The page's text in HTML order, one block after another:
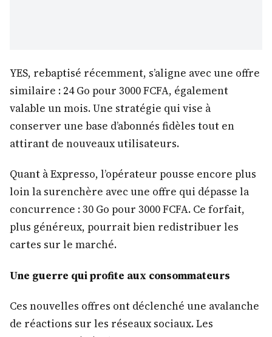
YES, rebaptisé récemment, s’aligne avec une offre
similaire : 24 Go pour 3000 FCFA, également
valable un mois. Une stratégie qui vise à
conserver une base d’abonnés fidèles tout en
attirant de nouveaux utilisateurs.
Quant à Expresso, l’opérateur pousse encore plus
loin la surenchère avec une offre qui dépasse la
concurrence : 30 Go pour 3000 FCFA. Ce forfait,
plus généreux, pourrait bien redistribuer les
cartes sur le marché.
Une guerre qui profite aux consommateurs
Ces nouvelles offres ont déclenché une avalanche
de réactions sur les réseaux sociaux. Les